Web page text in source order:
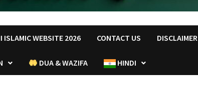
WEBSITE 2026 CONTACT US DISCLAIMER
DUA & WAZIFA HINDI